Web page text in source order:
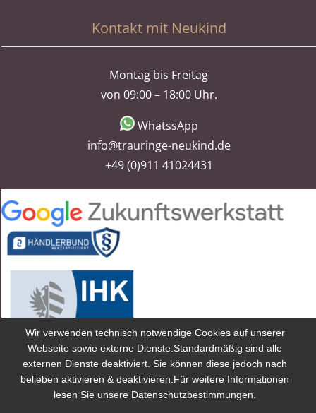
Kontakt mit Neukind
Montag bis Freitag
von 09:00 – 18:00 Uhr.
WhatssApp
info@trauringe-neukind.de
+49 (0)911 41024431
2025 Trauringe Neukind® ist eine Marke von Trauringe Neukind
GmbH eingetragen in Deutschland und anderen Ländern.
Wir verwenden technisch notwendige Cookies auf unserer
Webseite sowie externe Dienste.Standardmäßig sind alle
externen Dienste deaktiviert. Sie können diese jedoch nach
belieben aktivieren & deaktivieren.Für weitere Informationen
lesen Sie unsere Datenschutzbestimmungen.